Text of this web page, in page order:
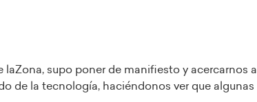
laZona, supo poner de manifiesto y acercarnos a
de la tecnología, haciéndonos ver que algunas